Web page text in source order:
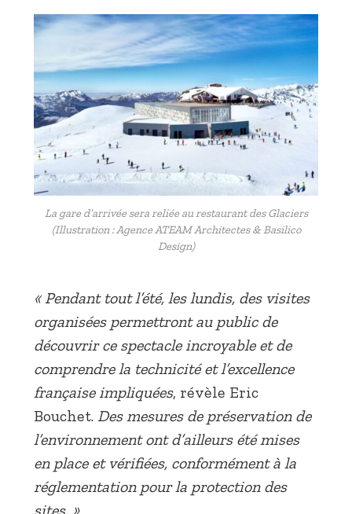
La gare d’arrivée sera reliée au restaurant des Glaciers
(Illustration : Agence ATEAM Architectes & Basilico
Design)
« Pendant tout l’été, les lundis, des visites
organisées permettront au public de
découvrir ce spectacle incroyable et de
comprendre la technicité et l’excellence
française impliquées, révèle Eric
Bouchet. Des mesures de préservation de
l’environnement ont d’ailleurs été mises
en place et vérifiées, conformément à la
réglementation pour la protection des
sites. »